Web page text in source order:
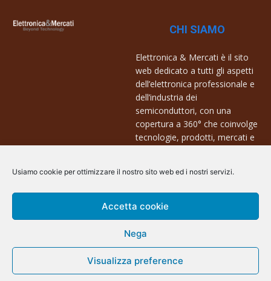
Usiamo cookie per ottimizzare il nostro sito web ed i nostri servizi.
Accetta cookie
Nega
Visualizza preference
CHI SIAMO
Elettronica & Mercati è il sito
web dedicato a tutti gli aspetti
dell’elettronica professionale e
dell’industria dei
semiconduttori, con una
copertura a 360° che coinvolge
tecnologie, prodotti, mercati e
Contatti:
info@arscommunication.it
@ArsCommunication 2023